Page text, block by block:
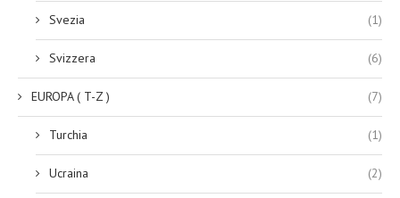
Svezia (1)
Svizzera (6)
EUROPA ( T-Z ) (7)
Turchia (1)
Ucraina (2)